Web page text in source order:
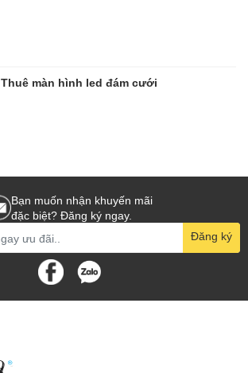
Thuê màn hình led đám cưới
Bạn muốn nhận khuyến mãi
đặc biệt? Đăng ký ngay.
Đăng ký